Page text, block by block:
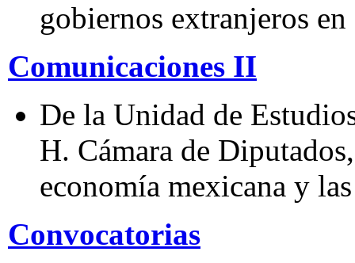
gobiernos extranjeros
Comunicaciones II
De la Unidad de
H. Cámara de
economía mexicana y
Convocatorias